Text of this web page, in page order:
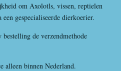
om Axolotls, vissen, reptielen
gespecialiseerde dierkoerier.
de verzendmethode
alleen binnen Nederland.